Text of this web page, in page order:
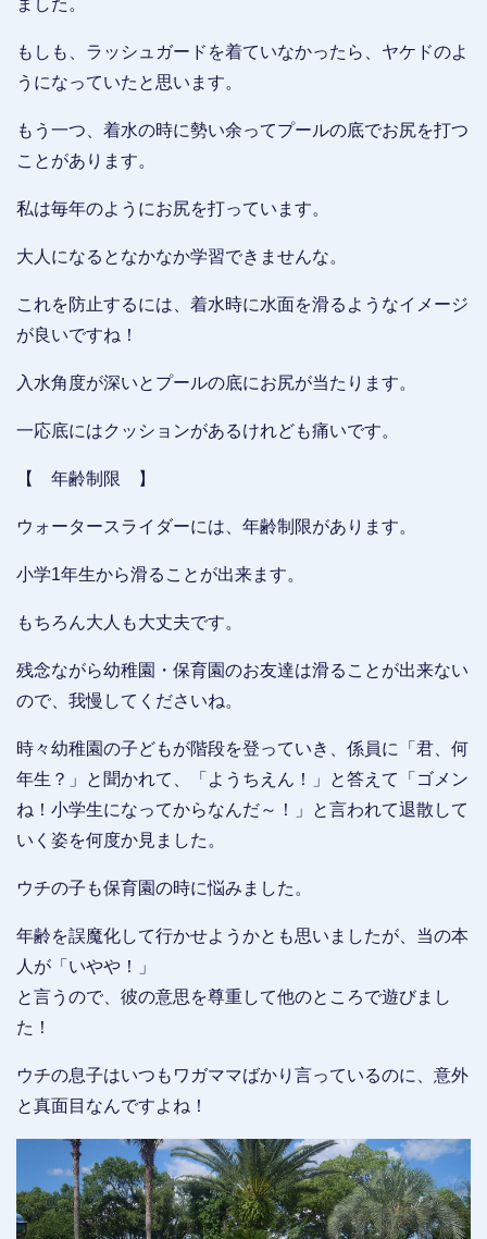
ました。
もしも、ラッシュガードを着ていなかったら、ヤケドのよ
うになっていたと思います。
もう一つ、着水の時に勢い余ってプールの底でお尻を打つ
ことがあります。
私は毎年のようにお尻を打っています。
大人になるとなかなか学習できませんな。
これを防止するには、着水時に水面を滑るようなイメージ
が良いですね！
入水角度が深いとプールの底にお尻が当たります。
一応底にはクッションがあるけれども痛いです。
【 年齢制限 】
ウォータースライダーには、年齢制限があります。
小学1年生から滑ることが出来ます。
もちろん大人も大丈夫です。
残念ながら幼稚園・保育園のお友達は滑ることが出来ない
ので、我慢してくださいね。
時々幼稚園の子どもが階段を登っていき、係員に「君、何
年生？」と聞かれて、「ようちえん！」と答えて「ゴメン
ね！小学生になってからなんだ～！」と言われて退散して
いく姿を何度か見ました。
ウチの子も保育園の時に悩みました。
年齢を誤魔化して行かせようかとも思いましたが、当の本
人が「いやや！」
と言うので、彼の意思を尊重して他のところで遊びまし
た！
ウチの息子はいつもワガママばかり言っているのに、意外
と真面目なんですよね！